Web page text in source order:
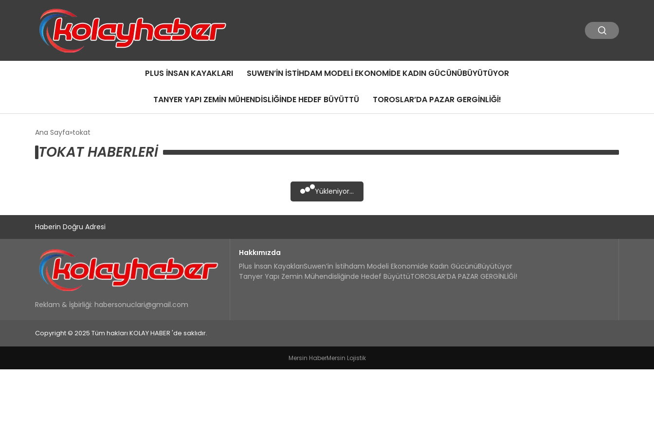
PLUS İNSAN KAYAKLARI SUWEN’IN İSTIHDAM MODELI EKONOMIDE KADIN GÜCÜNÜBÜYÜTÜYOR
TANYER YAPI ZEMIN MÜHENDISLIĞINDE HEDEF BÜYÜTTÜ TOROSLAR’DA PAZAR GERGİNLİĞİ!
Ana Sayfa tokat
TOKAT HABERLERI
Yükleniyor...
Haberin Doğru Adresi
Reklam & İşbirliği: habersonuclari@gmail.com
Hakkımızda
Plus İnsan KayaklarıSuwen’in İstihdam Modeli Ekonomide Kadın GücünüBüyütüyor
Tanyer Yapı Zemin Mühendisliğinde Hedef BüyüttüTOROSLAR’DA PAZAR GERGİNLİĞİ!
Copyright © 2025 Tüm hakları KOLAY HABER 'de saklıdır.
Mersin HaberMersin Lojistik